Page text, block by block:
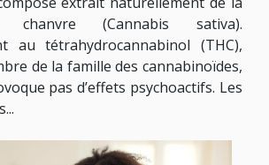
(Cannabis sativa).
au tétrahydrocannabinol (THC),
de la famille des cannabinoïdes,
pas d’effets psychoactifs. Les